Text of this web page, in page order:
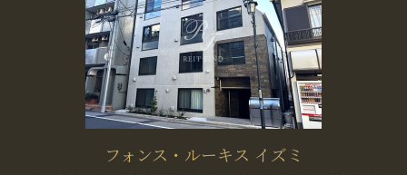
フォンス・ルーキス イズミ